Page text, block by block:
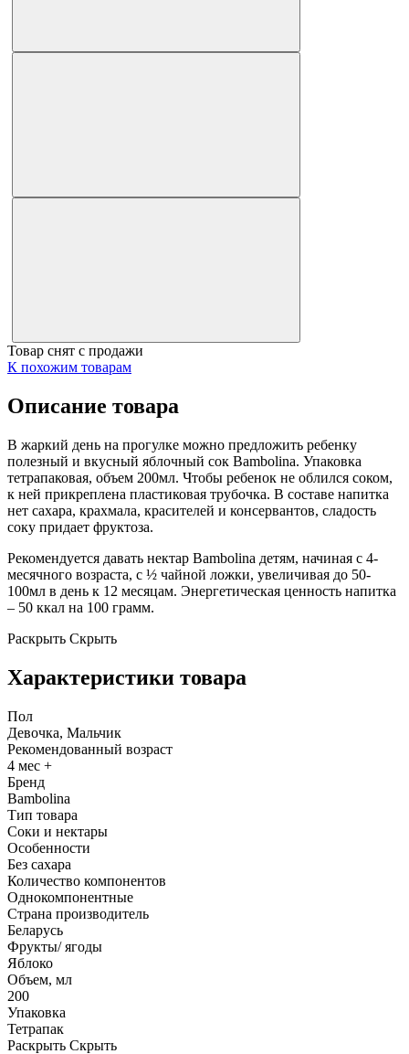
Товар снят с продажи
К похожим товарам
Описание товара
В жаркий день на прогулке можно предложить ребенку
полезный и вкусный яблочный сок Bambolina. Упаковка
тетрапаковая, объем 200мл. Чтобы ребенок не облился соком,
к ней прикреплена пластиковая трубочка. В составе напитка
нет сахара, крахмала, красителей и консервантов, сладость
соку придает фруктоза.
Рекомендуется давать нектар Bambolina детям, начиная с 4-
месячного возраста, с ½ чайной ложки, увеличивая до 50-
100мл в день к 12 месяцам. Энергетическая ценность напитка
– 50 ккал на 100 грамм.
Раскрыть Скрыть
Характеристики товара
Пол
Девочка, Мальчик
Рекомендованный возраст
4 мес +
Бренд
Bambolina
Тип товара
Соки и нектары
Особенности
Без сахара
Количество компонентов
Однокомпонентные
Страна производитель
Беларусь
Фрукты/ ягоды
Яблоко
Объем, мл
200
Упаковка
Тетрапак
Раскрыть Скрыть